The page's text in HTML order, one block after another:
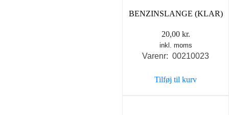
BENZINSLANGE (KLAR)
20,00 kr.
inkl. moms
Varenr: 00210023
Tilføj til kurv